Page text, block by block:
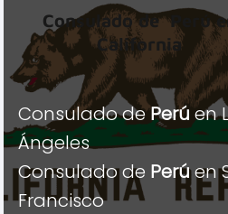
Consulado de Perú
California
Consulado dePerúen
Ángeles
Consulado de Perúen
Francisco